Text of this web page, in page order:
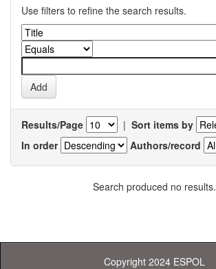
Use filters to refine the search results.
Results/Page | Sort items by
In order
Authors/record
Search produced no results.
Copyright 2024 ESPOL